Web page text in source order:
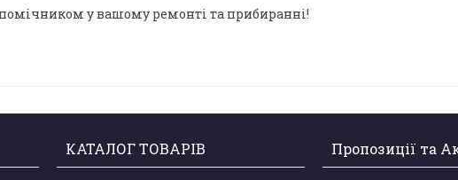
у вашому ремонті та прибиранні!
КАТАЛОГ ТОВАРІВ Пропозиції та